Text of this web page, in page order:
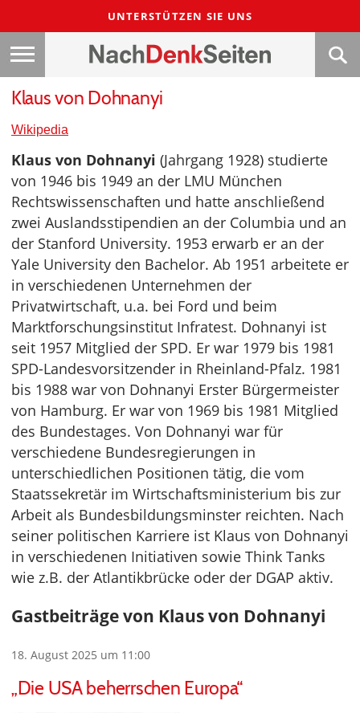
UNTERSTÜTZEN SIE UNS
Klaus von Dohnanyi
Wikipedia
Klaus von Dohnanyi (Jahrgang 1928) studierte
von 1946 bis 1949 an der LMU München
Rechtswissenschaften und hatte anschließend
zwei Auslandsstipendien an der Columbia und an
der Stanford University. 1953 erwarb er an der
Yale University den Bachelor. Ab 1951 arbeitete er
in verschiedenen Unternehmen der
Privatwirtschaft, u.a. bei Ford und beim
Marktforschungsinstitut Infratest. Dohnanyi ist
seit 1957 Mitglied der SPD. Er war 1979 bis 1981
SPD-Landesvorsitzender in Rheinland-Pfalz. 1981
bis 1988 war von Dohnanyi Erster Bürgermeister
von Hamburg. Er war von 1969 bis 1981 Mitglied
des Bundestages. Von Dohnanyi war für
verschiedene Bundesregierungen in
unterschiedlichen Positionen tätig, die vom
Staatssekretär im Wirtschaftsministerium bis zur
Arbeit als Bundesbildungsminster reichten. Nach
seiner politischen Karriere ist Klaus von Dohnanyi
in verschiedenen Initiativen sowie Think Tanks
wie z.B. der Atlantikbrücke oder der DGAP aktiv.
Gastbeiträge von Klaus von Dohnanyi
18. August 2025 um 11:00
„Die USA beherrschen Europa“